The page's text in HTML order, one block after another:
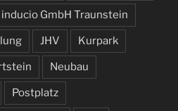
inducio GmbH Traunstein
JHV Kurpark
Neubau
Postplatz